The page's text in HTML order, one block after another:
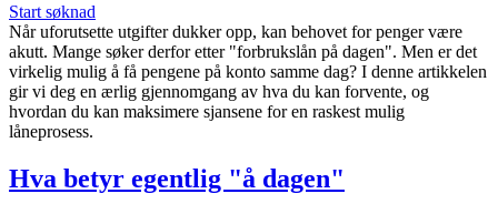
Start søknad
Når uforutsette utgifter dukker opp, kan behovet for penger være
akutt. Mange søker derfor etter "forbrukslån på dagen". Men er det
virkelig mulig å få pengene på konto samme dag? I denne artikkelen
gir vi deg en ærlig gjennomgang av hva du kan forvente, og
hvordan du kan maksimere sjansene for en raskest mulig
låneprosess.
Hva betyr egentlig "å dagen"